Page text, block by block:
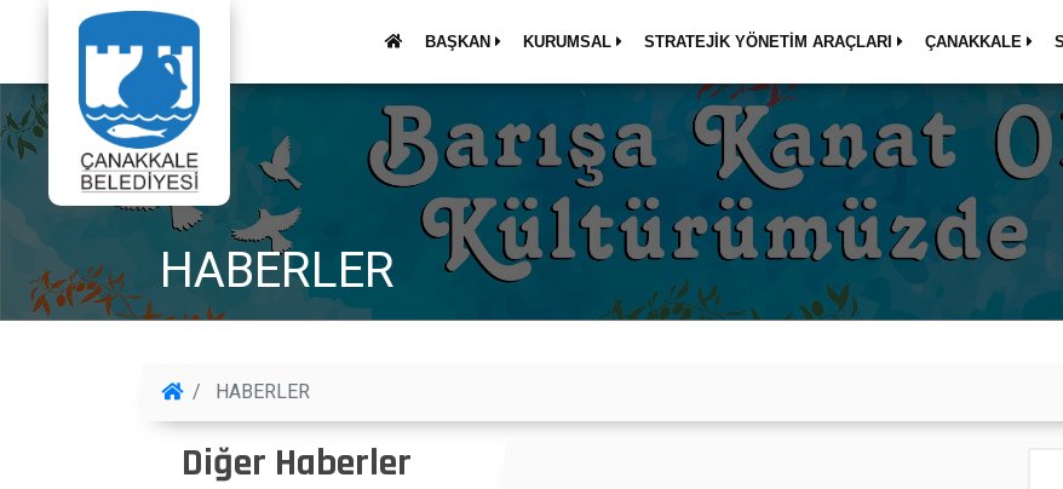
BAŞKAN KURUMSAL STRATEJİK YÖNETİM ARAÇLARI ÇANAKKALE
HABERLER
HABERLER
Diğer Haberler